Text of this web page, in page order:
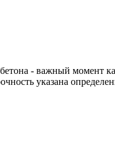
- важный момент
указана